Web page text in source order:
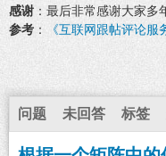
感谢 ：最后非常感谢大家多
参考 ： 《互联网跟帖评论服
问题 未回答 标签